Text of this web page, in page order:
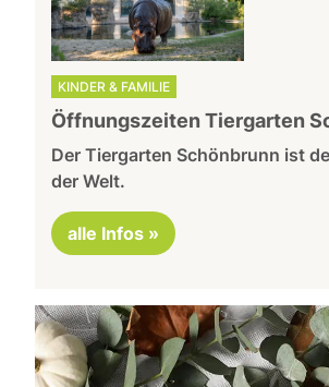
KINDER & FAMILIE
Öffnungszeiten Tiergarten
Der Tiergarten Schönbrunn ist
der Welt.
alle Infos »